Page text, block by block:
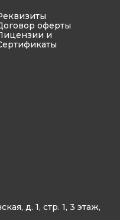
оферты
и
д. 1, стр. 1, 3 этаж,